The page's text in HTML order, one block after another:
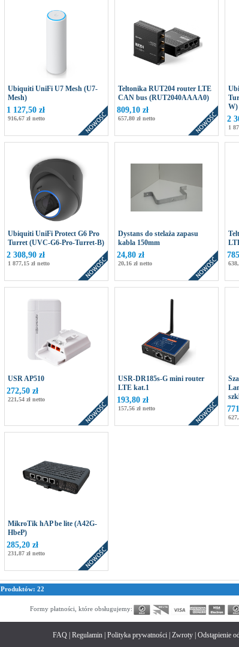
Ubiquiti UniFi U7 Mesh (U7-
Mesh)
1 127,50 zł
916,67 zł netto
Teltonika RUT204 router LTE
CAN bus (RUT2040AAAA0)
809,10 zł
657,80 zł netto
W)
2
1
Ubiquiti UniFi Protect G6 Pro
Turret (UVC-G6-Pro-Turret-B)
2 308,90 zł
1 877,15 zł netto
Dystans do stelaża zapasu
kabla 150mm
24,80 zł
20,16 zł netto
USR AP510
272,50 zł
221,54 zł netto
USR-DR185s-G mini router
LTE kat.1
193,80 zł
157,56 zł netto
MikroTik hAP be lite (A42G-
HbeP)
285,20 zł
231,87 zł netto
Produktów: 22
Formy płatności, które obsługujemy:
FAQ Regulamin Polityka prywatności Zwroty Odstąpienie